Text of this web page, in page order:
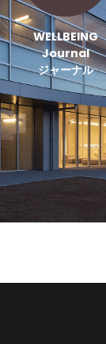
WELLBEING
Journal
ジャーナル